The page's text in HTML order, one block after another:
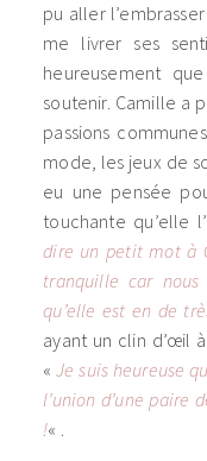
pu aller
me livrer ses
heureusement
soutenir. Camille a
passions
mode, les jeux de
eu une pensée
touchante qu’elle
dire un petit mot à
tranquille car
qu’elle est en de
ayant un clin d’œil
«Je suis heureuse
l’union d’une paire
!« .